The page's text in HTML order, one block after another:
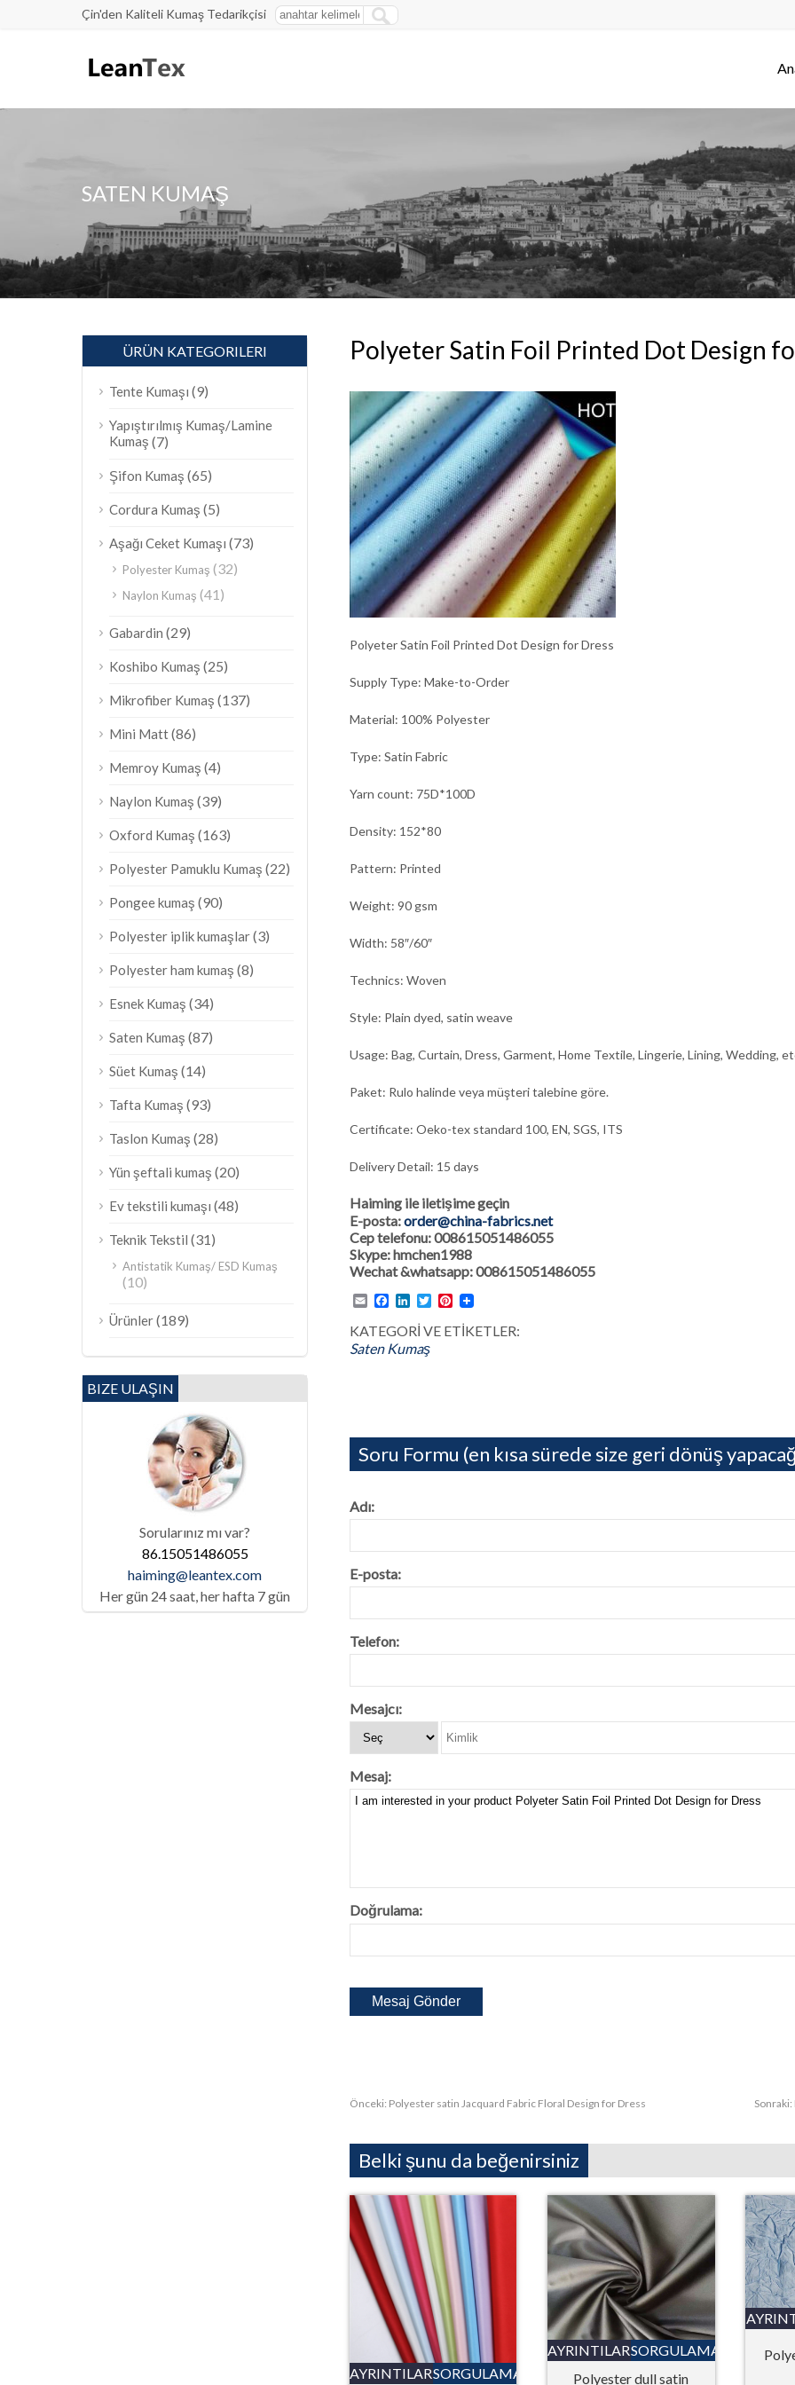
Çin'den Kaliteli Kumaş Tedarikçisi
SATEN KUMAŞ
Polyeter Satin Foil Printed Dot Design
Polyeter Satin Foil Printed Dot Design for Dress
Supply Type: Make-to-Order
Material: 100% Polyester
Type: Satin Fabric
Yarn count: 75D*100D
Density: 152*80
Pattern: Printed
Weight: 90 gsm
Width: 58″/60″
Technics: Woven
Style: Plain dyed, satin weave
Usage: Bag, Curtain, Dress, Garment, Home Textile, Lingerie, Lining, Wedding,
Paket: Rulo halinde veya müşteri talebine göre.
Certificate: Oeko-tex standard 100, EN, SGS, ITS
Delivery Detail: 15 days
Haiming ile iletişime geçin
E-posta:order@china-fabrics.net
Cep telefonu: 008615051486055
Skype: hmchen1988
Wechat &whatsapp: 008615051486055
EmailFacebook
LinkedIn
TwitterPinterest
KATEGORİ VE ETİKETLER:
Saten Kumaş
Soru Formu (en kısa sürede size geri dönüş
Adı:
E-posta:
Telefon:
Mesajcı:
Mesaj:
Doğrulama:
Önceki: Polyester satin Jacquard Fabric Floral Design for Dress Sonraki:
Belki şunu da beğenirsiniz
AYRINTILARSORGULAMA
AYRINTILARSORGULAMA
Polyester dull satin
ÜRÜN KATEGORILERI
Tente Kumaşı (9)
Yapıştırılmış Kumaş/Lamine
Kumaş (7)
Şifon Kumaş (65)
Cordura Kumaş (5)
Aşağı Ceket Kumaşı (73)
Polyester Kumaş (32)
Naylon Kumaş (41)
Gabardin (29)
Koshibo Kumaş (25)
Mikrofiber Kumaş (137)
Mini Matt(86)
Memroy Kumaş (4)
Naylon Kumaş (39)
Oxford Kumaş (163)
Polyester Pamuklu Kumaş (22)
Pongee kumaş (90)
Polyester iplik kumaşlar(3)
Polyester ham kumaş (8)
Esnek Kumaş (34)
Saten Kumaş (87)
Süet Kumaş (14)
Tafta Kumaş (93)
Taslon Kumaş (28)
Yün şeftali kumaş (20)
Ev tekstili kumaşı (48)
Teknik Tekstil (31)
Antistatik Kumaş/ ESD Kumaş
(10)
Ürünler(189)
BIZE ULAŞIN
Sorularınız mı var?
86.15051486055
haiming@leantex.com
Her gün 24 saat, her hafta 7 gün